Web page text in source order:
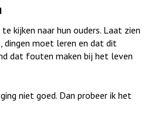
kijken naar hun ouders. Laat zien
moet leren en dat dit
dat fouten maken bij het leven
niet goed. Dan probeer ik het